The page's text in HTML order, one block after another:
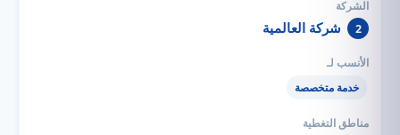
2 شركة العالمية
خدمة متخصصة